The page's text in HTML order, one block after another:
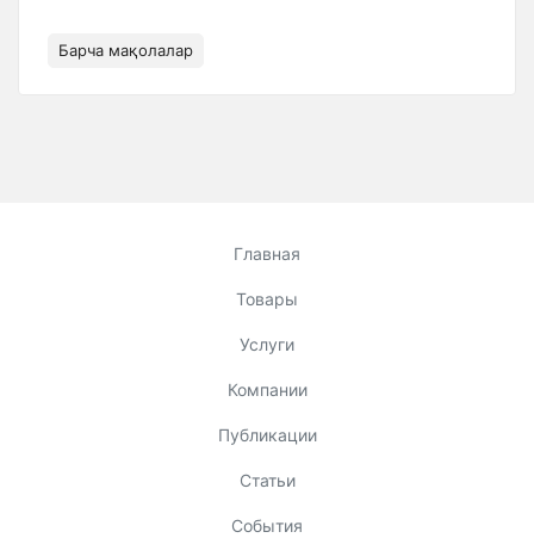
Барча мақолалар
Главная
Товары
Услуги
Компании
Публикации
Статьи
События